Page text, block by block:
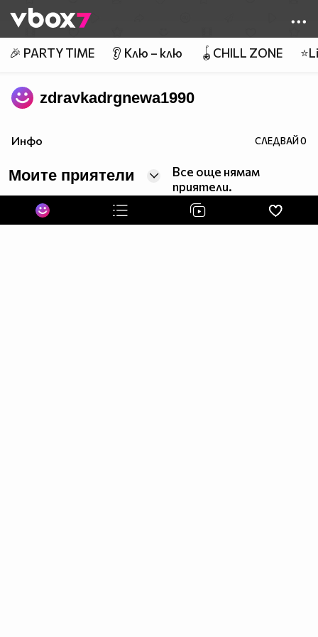
👾
🎉 PARTY TIME 👂 Клю – клю 🪀CHILL ZONE
zdravkadrgnewa1990
Инфо СЛЕДВАЙ0
Моите приятели
Все още нямам
приятели.